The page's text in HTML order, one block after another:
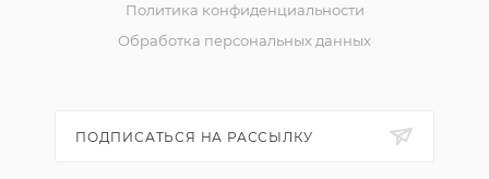
потребительский перерабатывающий сбытовой
кооператив (СППСК) «Ягоды Карелии», 186930, РФ,
Политика конфиденциальности
Обработка персональных данных
ПОДПИСАТЬСЯ НА РАССЫЛКУ